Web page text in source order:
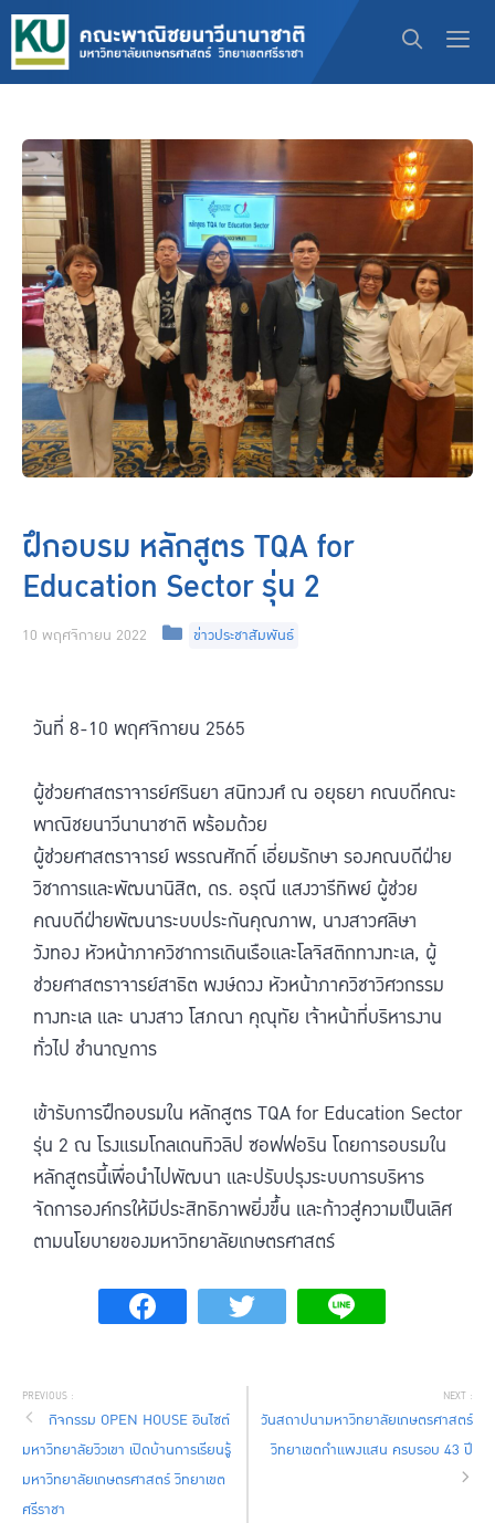
ฝึกอบรม หลักสูตร TQA for
Education Sector รุ่น 2
10 พฤศจิกายน 2022 ข่าวประชาสัมพันธ์
วันที่ 8-10 พฤศจิกายน 2565
ผู้ช่วยศาสตราจารย์ศรินยา สนิทวงศ์ ณ อยุธยา คณบดีคณะ
พาณิชยนาวีนานาชาติ พร้อมด้วย
ผู้ช่วยศาสตราจารย์ พรรณศักดิ์ เอี่ยมรักษา รองคณบดีฝ่าย
วิชาการและพัฒนานิสิต, ดร. อรุณี แสงวารีทิพย์ ผู้ช่วย
คณบดีฝ่ายพัฒนาระบบประกันคุณภาพ, นางสาวศลิษา
วังทอง หัวหน้าภาควิชาการเดินเรือและโลจิสติกทางทะเล, ผู้
ช่วยศาสตราจารย์สาธิต พงษ์ดวง หัวหน้าภาควิชาวิศวกรรม
ทางทะเล และ นางสาว โสภณา คุณุทัย เจ้าหน้าที่บริหารงาน
ทั่วไป ชำนาญการ
เข้ารับการฝึกอบรมใน หลักสูตร TQA for Education Sector
รุ่น 2 ณ โรงแรมโกลเดนทิวลิป ซอฟฟอริน โดยการอบรมใน
หลักสูตรนี้เพื่อนำไปพัฒนา และปรับปรุงระบบการบริหาร
จัดการองค์กรให้มีประสิทธิภาพยิ่งขึ้น และก้าวสู่ความเป็นเลิศ
ตามนโยบายของมหาวิทยาลัยเกษตรศาสตร์
กิจกรรม OPEN HOUSE อินไซต์
มหาวิทยาลัยวิวเขา เปิดบ้านการเรียนรู้
มหาวิทยาลัยเกษตรศาสตร์ วิทยาเขต
ศรีราชา
วันสถาปนามหาวิทยาลัยเกษตรศาสตร์
วิทยาเขตกำแพงแสน ครบรอบ 43 ปี